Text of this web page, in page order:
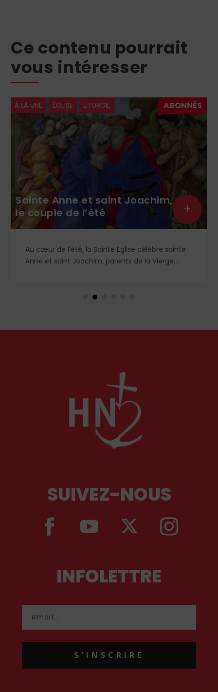
Ce contenu pourrait
vous intéresser
À LA UNE ÉGLISE LITURGIE
Sainte Anne et saint Joachim,
le couple de l’été
Au cœur de l’été, la Sainte Église célèbre sainte
Anne et saint Joachim, parents de la Vierge
en Orient qu’en Occident, célèbre par sa piété
+
SUIVEZ-NOUS
INFOLETTRE
S'INSCRIRE